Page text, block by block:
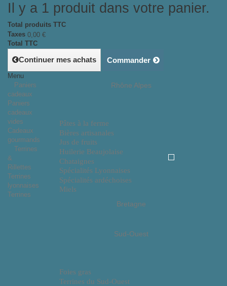
Il y a 1 produit dans votre panier.
Total produits TTC
Taxes 0,00 €
Total TTC
Continuer mes achats Commander
Rhône Alpes
Pâtes à la ferme
Bières artisanales
Jus de fruits
Huilerie Beaujolaise
Chataignes
Spécialités Lyonnaises
Spécialités ardéchoises
Miels
Bretagne
Sud-Ouest
Foies gras
Terrines du Sud-Ouest
Menu
Paniers
cadeaux
Paniers
cadeaux
vides
Cadeaux
gourmands
Terrines
&
Rillettes
Terrines
lyonnaises
Terrines